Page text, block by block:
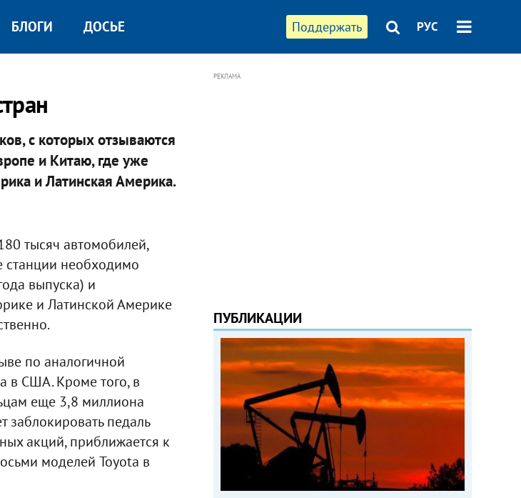
Поддержать РУС
БЛОГИ ДОСЬЕ
с которых отзываются
и Китаю, где уже
и Латинская Америка.
тысяч автомобилей,
необходимо
выпуска) и
и Латинской Америке
по аналогичной
в США. Кроме того, в
еще 3,8 миллиона
заблокировать педаль
акций, приближается к
моделей Toyota в
РЕКЛАМА
ПУБЛИКАЦИИ